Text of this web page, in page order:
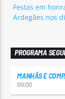
Festas em
Ardegães nos
PROGRAMA
MANHÃS E
09:00